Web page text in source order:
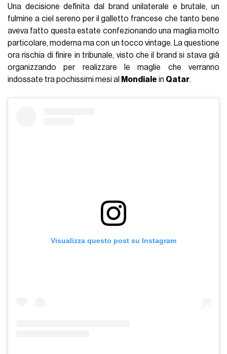
Una decisione definita dal brand unilaterale e brutale, un
fulmine a ciel sereno per il galletto francese che tanto bene
aveva fatto questa estate confezionando una maglia molto
particolare, moderna ma con un tocco vintage. La questione
ora rischia di finire in tribunale, visto che il brand si stava già
organizzando per realizzare le maglie che verranno
indossate tra pochissimi mesi al Mondiale in Qatar.
Visualizza questo post su Instagram